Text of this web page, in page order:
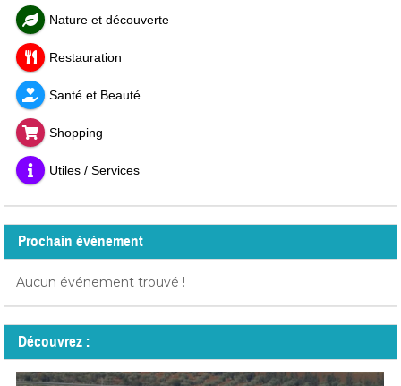
Nature et découverte
Restauration
Santé et Beauté
Shopping
Utiles / Services
Prochain événement
Aucun événement trouvé !
Découvrez :